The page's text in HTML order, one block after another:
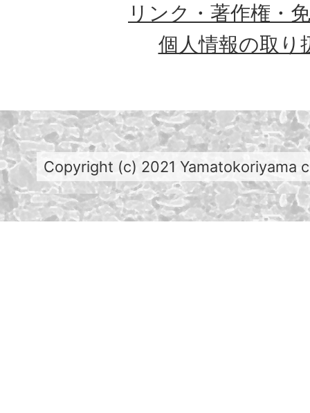
リンク・著作権・
個人情報の取り
Copyright (c) 2021 Yamatokoriyama